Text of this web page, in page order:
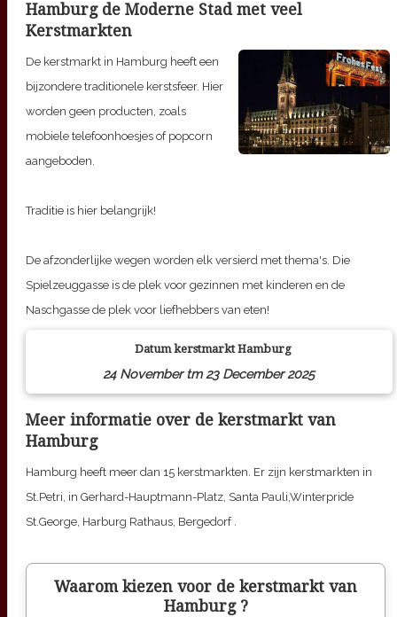
Hamburg de Moderne Stad met veel
Kerstmarkten
De kerstmarkt in Hamburg heeft een
bijzondere traditionele kerstsfeer. Hier
worden geen producten, zoals
mobiele telefoonhoesjes of popcorn
aangeboden.
Traditie is hier belangrijk!
De afzonderlijke wegen worden elk versierd met thema's. Die
Spielzeuggasse is de plek voor gezinnen met kinderen en de
Naschgasse de plek voor liefhebbers van eten!
Datum kerstmarktHamburg
24 November tm 23 December 2025
Meer informatie over de kerstmarkt van
Hamburg
Hamburg heeft meer dan 15 kerstmarkten. Er zijn kerstmarkten in
St.Petri, in Gerhard-Hauptmann-Platz, Santa Pauli,Winterpride
St.George, Harburg Rathaus, Bergedorf .
Waarom kiezen voor de kerstmarkt van
Hamburg?